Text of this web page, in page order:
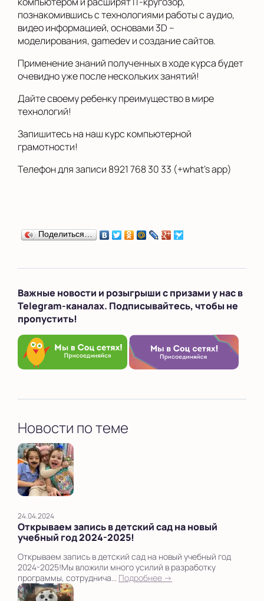
познакомившись с технологиями работы с аудио,
видео информацией, основами 3D –
моделирования, gamedev и создание сайтов.
Применение знаний полученных в ходе курса будет
очевидно уже после нескольких занятий!
Дайте своему ребенку преимущество в мире
технологий!
Запишитесь на наш курс компьютерной
грамотности!
Телефон для записи 8921 768 30 33 (+what’s app)
Поделиться…
Важные новости и розыгрыши с призами у нас в
Telegram-каналах. Подписывайтесь, чтобы не
пропустить!
Новости по теме
24.04.2024
Открываем запись в детский сад на новый
учебный год 2024-2025!
Открываем запись в детский сад на новый учебный год
2024-2025!Мы вложили много усилий в разработку
программы, сотруднича... Подробнее →